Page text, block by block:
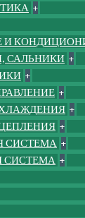
+
И
САЛЬНИКИ +
+
+
+
+
СИСТЕМА +
СИСТЕМА +